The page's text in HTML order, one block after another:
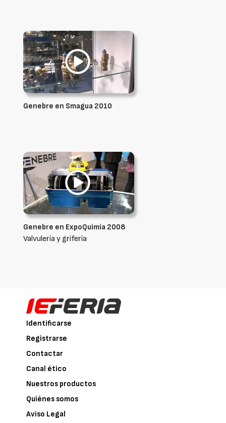
Genebre en Smagua 2010
Genebre en ExpoQuimia 2008
Valvulería y grifería
Identificarse
Registrarse
Contactar
Canal ético
Nuestros productos
Quiénes somos
Aviso Legal